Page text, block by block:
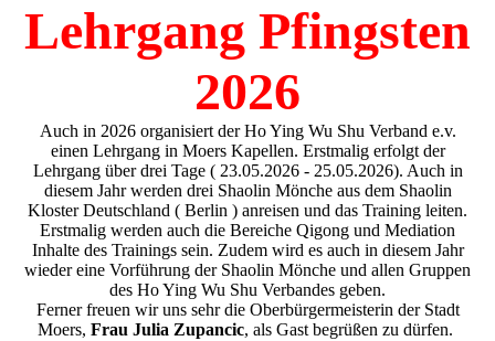
Lehrgang Pfingsten
2026
Auch in 2026 organisiert der Ho Ying Wu Shu Verband e.v.
einen Lehrgang in Moers Kapellen. Erstmalig erfolgt der
Lehrgang über drei Tage ( 23.05.2026 - 25.05.2026). Auch in
diesem Jahr werden drei Shaolin Mönche aus dem Shaolin
Kloster Deutschland ( Berlin ) anreisen und das Training leiten.
Erstmalig werden auch die Bereiche Qigong und Mediation
Inhalte des Trainings sein. Zudem wird es auch in diesem Jahr
wieder eine Vorführung der Shaolin Mönche und allen Gruppen
des Ho Ying Wu Shu Verbandes geben.
Ferner freuen wir uns sehr die Oberbürgermeisterin der Stadt
Moers, Frau Julia Zupancic, als Gast begrüßen zu dürfen.